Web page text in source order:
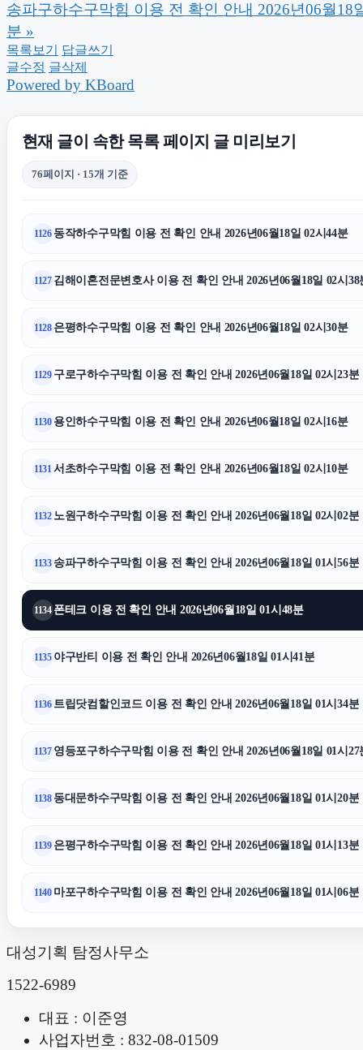
강남상간녀소송변호사
용인학교폭력변호사
양천하수구막힘 광진구하
송파구하수구막힘 이용 전 확인 안내 2026년06월18
분 »
목록보기
답글쓰기
글수정 글삭제
Powered by KBoard
현재 글이 속한 목록 페이지 글 미리보기
76페이지 · 15개 기준
1126 동작하수구막힘 이용 전 확인 안내 2026년06월18일 02시44분
1127 김해이혼전문변호사 이용 전 확인 안내 2026년06월18일 02시38
1128 은평하수구막힘 이용 전 확인 안내 2026년06월18일 02시30분
1129 구로구하수구막힘 이용 전 확인 안내 2026년06월18일 02시23분
1130 용인하수구막힘 이용 전 확인 안내 2026년06월18일 02시16분
1131서초하수구막힘 이용 전 확인 안내 2026년06월18일 02시10분
1132 노원구하수구막힘 이용 전 확인 안내 2026년06월18일 02시02분
1133 송파구하수구막힘 이용 전 확인 안내 2026년06월18일 01시56분
1134 폰테크 이용 전 확인 안내 2026년06월18일 01시48분
1135 야구반티 이용 전 확인 안내 2026년06월18일 01시41분
1136 트립닷컴할인코드 이용 전 확인 안내 2026년06월18일 01시34분
1137 영등포구하수구막힘 이용 전 확인 안내 2026년06월18일 01시27
1138 동대문하수구막힘 이용 전 확인 안내 2026년06월18일 01시20분
1139 은평구하수구막힘 이용 전 확인 안내 2026년06월18일 01시13분
1140 마포구하수구막힘 이용 전 확인 안내 2026년06월18일 01시06분
대성기획 탐정사무소
1522-6989
대표 : 이준영
사업자번호 : 832-08-01509